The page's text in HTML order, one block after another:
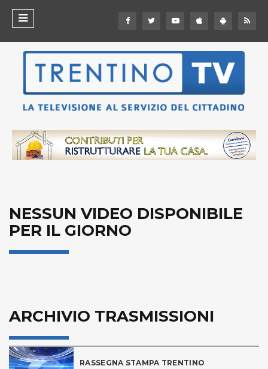
NESSUN VIDEO DISPONIBILE
PER IL GIORNO
ARCHIVIO TRASMISSIONI
RASSEGNA STAMPA TRENTINO